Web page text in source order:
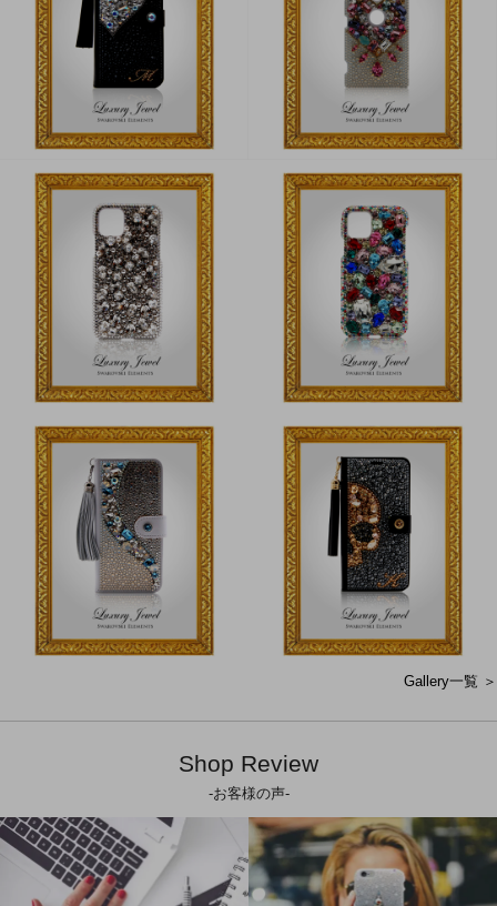
Gallery一覧 ＞
Shop Review
-お客様の声-